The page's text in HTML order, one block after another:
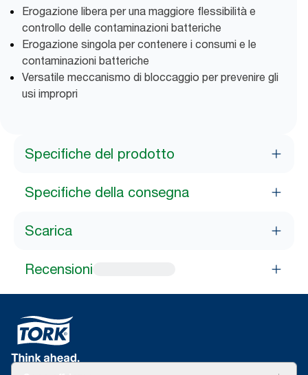
Erogazione libera per una maggiore flessibilità e
controllo delle contaminazioni batteriche
Erogazione singola per contenere i consumi e le
contaminazioni batteriche
Versatile meccanismo di bloccaggio per prevenire gli
usi impropri
Specifiche del prodotto
Specifiche della consegna
Scarica
Recensioni